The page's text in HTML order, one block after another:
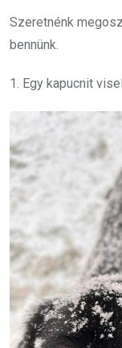
Szeretnénk
bennünk.
1. Egy kapucnit